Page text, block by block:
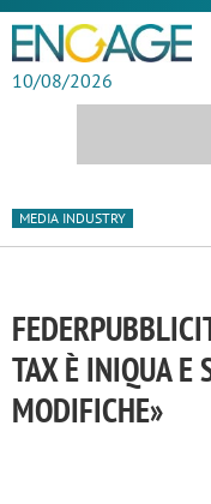
10/08/2026
MEDIA INDUSTRY
TAX È INIQUA E
MODIFICHE»